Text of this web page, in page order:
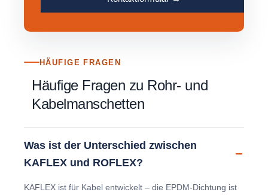
HÄUFIGE FRAGEN
Häufige Fragen zu Rohr- und
Kabelmanschetten
Was ist der Unterschied zwischen
KAFLEX und ROFLEX?
KAFLEX ist für Kabel entwickelt – die EPDM-Dichtung ist